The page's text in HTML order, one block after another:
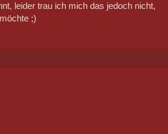
leider trau ich mich das jedoch nicht,
;)